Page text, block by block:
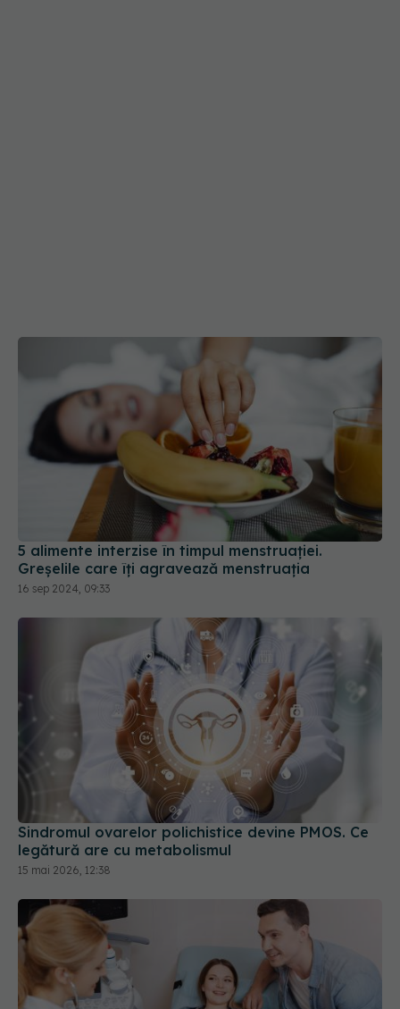
5 alimente interzise în timpul menstruației.
Greșelile care îți agravează menstruația
16 sep 2024, 09:33
Sindromul ovarelor polichistice devine PMOS. Ce
legătură are cu metabolismul
15 mai 2026, 12:38